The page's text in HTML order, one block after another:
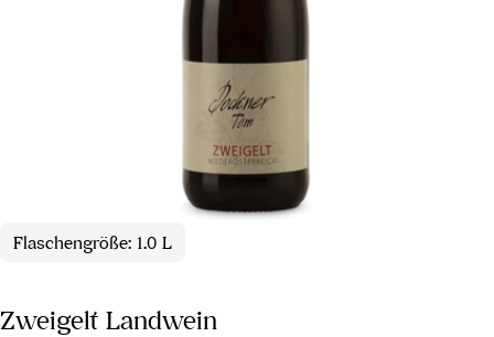
Flaschengröße: 1.0 L
Zweigelt Landwein